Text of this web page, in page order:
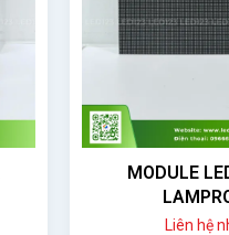
MODULE
Liên hệ